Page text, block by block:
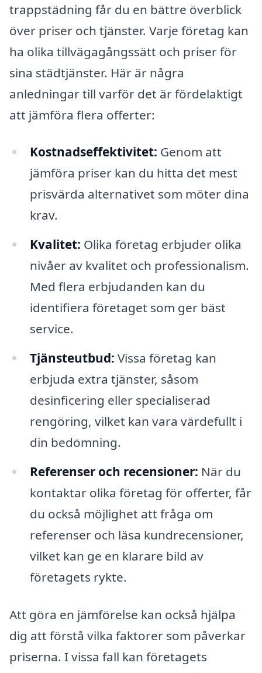
trappstädning får du en bättre överblick
över priser och tjänster. Varje företag kan
ha olika tillvägagångssätt och priser för
sina städtjänster. Här är några
anledningar till varför det är fördelaktigt
att jämföra flera offerter:
Kostnadseffektivitet: Genom att
jämföra priser kan du hitta det mest
prisvärda alternativet som möter dina
krav.
Kvalitet: Olika företag erbjuder olika
nivåer av kvalitet och professionalism.
Med flera erbjudanden kan du
identifiera företaget som ger bäst
service.
Tjänsteutbud: Vissa företag kan
erbjuda extra tjänster, såsom
desinficering eller specialiserad
rengöring, vilket kan vara värdefullt i
din bedömning.
Referenser och recensioner: När du
kontaktar olika företag för offerter, får
du också möjlighet att fråga om
referenser och läsa kundrecensioner,
vilket kan ge en klarare bild av
företagets rykte.
Att göra en jämförelse kan också hjälpa
dig att förstå vilka faktorer som påverkar
priserna. I vissa fall kan företagets